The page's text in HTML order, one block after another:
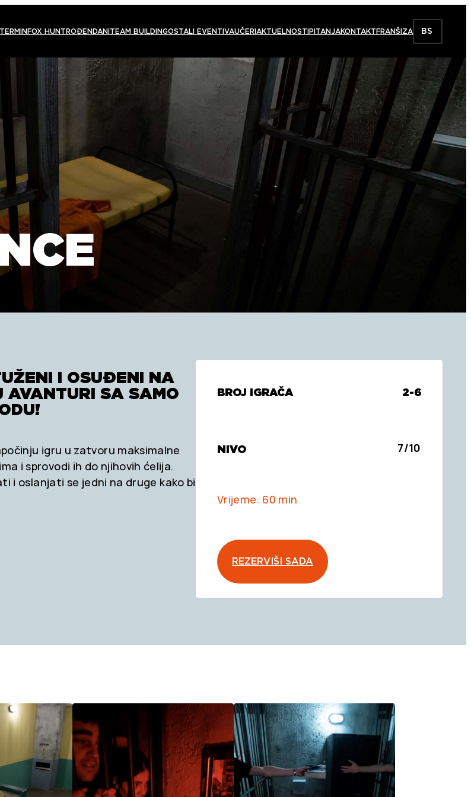
FOX HUNTROĐENDANITEAM BUILDINGOSTALI EVENTIVAUČERIAKTUELNOSTIPITANJAKONTAKTFRANŠIZA BS
I OSUĐENI NA
AVANTURI SA SAMO
igru u zatvoru maksimalne
i sprovodi ih do njihovih ćelija.
i oslanjati se jedni na druge kako bi
BROJ IGRAČA 2-6
NIVO 7/10
Vrijeme: 60 min
REZERVIŠI SADA